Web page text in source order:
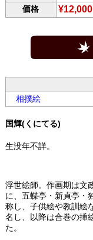
価格
¥12,000
相撲絵
国輝(くにてる)
生没年不詳。
浮世絵師。作画期は文
に、五蝶亭・新貞亭・
称し、子供絵や教訓絵
名し、以降は合巻の挿
た。